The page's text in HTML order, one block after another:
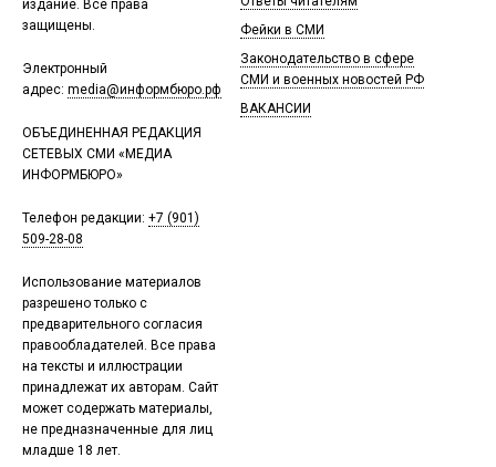
издание. Все права
защищены.
Электронный
адрес: media@информбюро.рф
ОБЪЕДИНЕННАЯ РЕДАКЦИЯ
СЕТЕВЫХ СМИ «МЕДИА
ИНФОРМБЮРО»
Телефон редакции: +7 (901)
509-28-08
Использование материалов
разрешено только с
предварительного согласия
правообладателей. Все права
на тексты и иллюстрации
принадлежат их авторам. Сайт
может содержать материалы,
не предназначенные для лиц
младше 18 лет.
Фейки в СМИ
Законодательство в сфере
СМИ и военных новостей РФ
ВАКАНСИИ